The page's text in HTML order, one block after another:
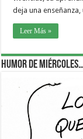
deja una enseñanza,
Leer Más »
Humor de Miércoles…